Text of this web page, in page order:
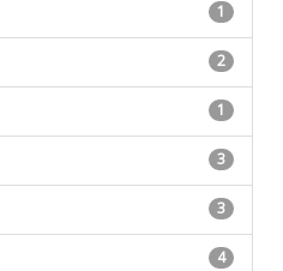
1
2
1
3
3
4